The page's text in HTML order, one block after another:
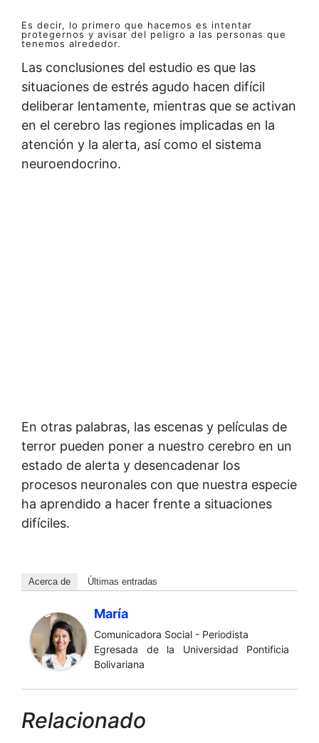
Es decir, lo primero que hacemos es intentar
protegernos y avisar del peligro a las personas que
tenemos alrededor.
Las conclusiones del estudio es que las
situaciones de estrés agudo hacen difícil
deliberar lentamente, mientras que se activan
en el cerebro las regiones implicadas en la
atención y la alerta, así como el sistema
neuroendocrino.
En otras palabras, las escenas y películas de
terror pueden poner a nuestro cerebro en un
estado de alerta y desencadenar los
procesos neuronales con que nuestra especie
ha aprendido a hacer frente a situaciones
difíciles.
Acerca de Últimas entradas
María
Comunicadora Social - Periodista
Egresada de la Universidad Pontificia
Bolivariana
Relacionado